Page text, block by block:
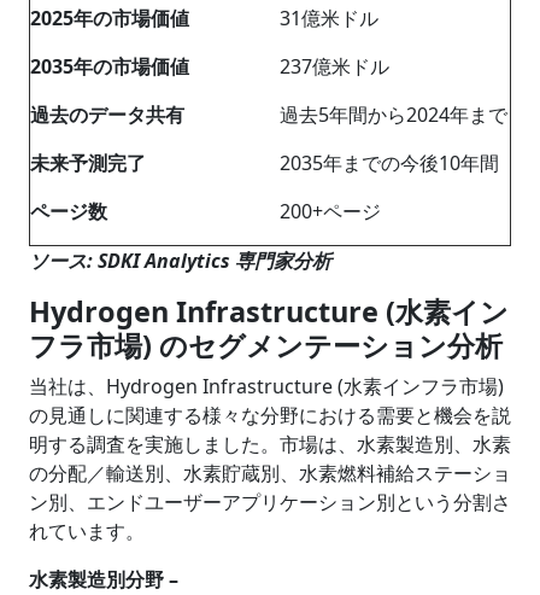
2025年の市場価値
31億米ドル
2035年の市場価値
237億米ドル
過去のデータ共有
過去5年間から2024年まで
未来予測完了
2035年までの今後10年間
ページ数
200+ページ
ソース: SDKI Analytics 専門家分析
Hydrogen Infrastructure (水素イン
フラ市場) のセグメンテーション分析
当社は、Hydrogen Infrastructure (水素インフラ市場)
の見通しに関連する様々な分野における需要と機会を説
明する調査を実施しました。市場は、 水素製造別、水素
の分配／輸送別、水素貯蔵別、 水素燃料補給ステーショ
ン別、エンドユーザーアプリケーション別という分割さ
れています。
水素製造別分野 –